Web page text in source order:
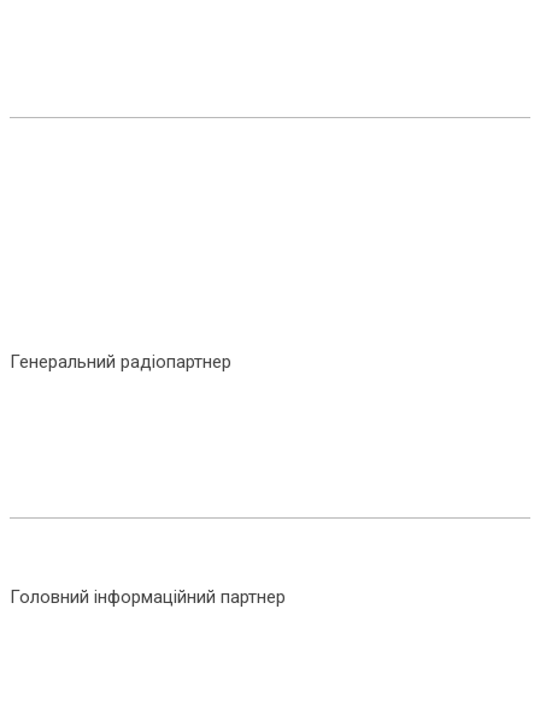
Генеральний радіопартнер
Головний інформаційний партнер